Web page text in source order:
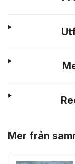
Mer från